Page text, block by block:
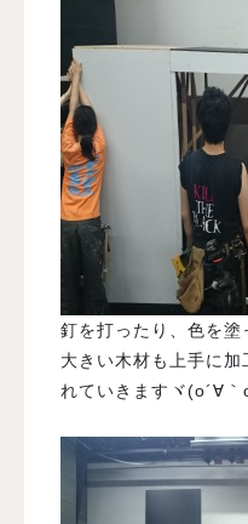
釘を打ったり、色を塗
大きい木材も上手に
れていきますヾ(o´∀｀